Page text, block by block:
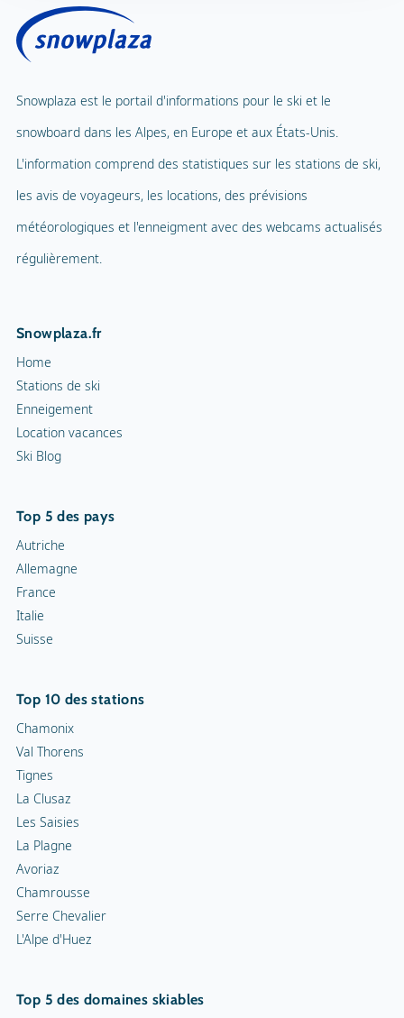
Snowplaza est le portail d'informations pour le ski et le
snowboard dans les Alpes, en Europe et aux États-Unis.
L'information comprend des statistiques sur les stations de ski,
les avis de voyageurs, les locations, des prévisions
météorologiques et l'enneigment avec des webcams actualisés
régulièrement.
Snowplaza.fr
Home
Stations de ski
Enneigement
Location vacances
Ski Blog
Top 5 des pays
Autriche
Allemagne
France
Italie
Suisse
Top 10 des stations
Chamonix
Val Thorens
Tignes
La Clusaz
Les Saisies
La Plagne
Avoriaz
Chamrousse
Serre Chevalier
L'Alpe d'Huez
Top 5 des domaines skiables